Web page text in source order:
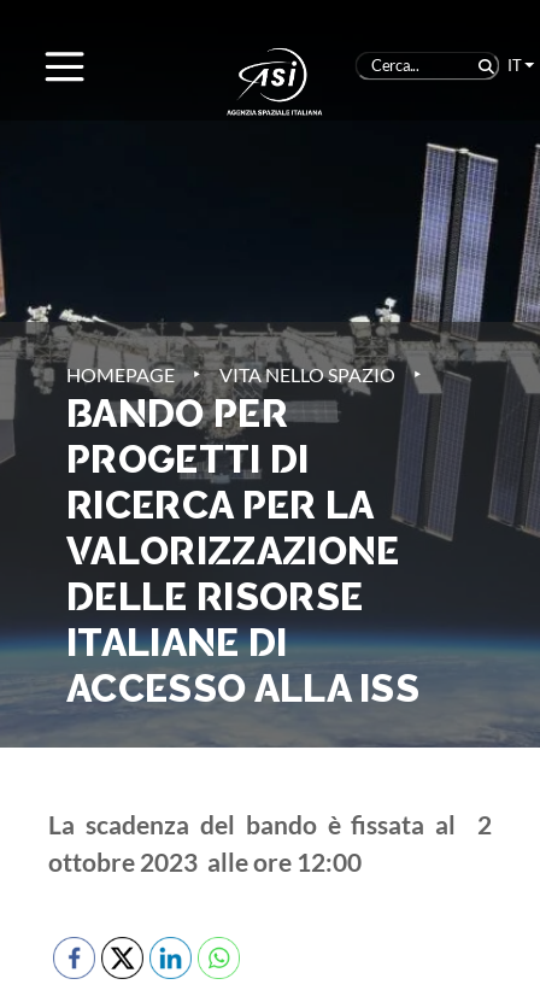
IT
HOMEPAGE ‣ VITA NELLO SPAZIO ‣
BANDO PER
PROGETTI DI
RICERCA PER LA
VALORIZZAZIONE
DELLE RISORSE
ITALIANE DI
ACCESSO ALLA ISS
La scadenza del bando è fissata al 2
ottobre 2023 alle ore 12:00